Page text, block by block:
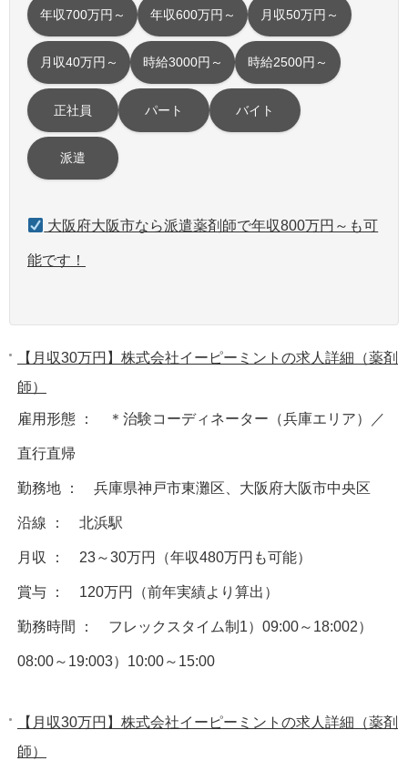
年収700万円～ 年収600万円～ 月収50万円～
月収40万円～ 時給3000円～ 時給2500円～
正社員 パート バイト
派遣
大阪府大阪市なら派遣薬剤師で年収800万円～も可
能です！
【月収30万円】株式会社イーピーミントの求人詳細（薬剤
師）
雇用形態 ： ＊治験コーディネーター（兵庫エリア）／
直行直帰
勤務地 ： 兵庫県神戸市東灘区、大阪府大阪市中央区
沿線 ： 北浜駅
月収 ： 23～30万円（年収480万円も可能）
賞与 ： 120万円（前年実績より算出）
勤務時間 ： フレックスタイム制1）09:00～18:002）
08:00～19:003）10:00～15:00
【月収30万円】株式会社イーピーミントの求人詳細（薬剤
師）